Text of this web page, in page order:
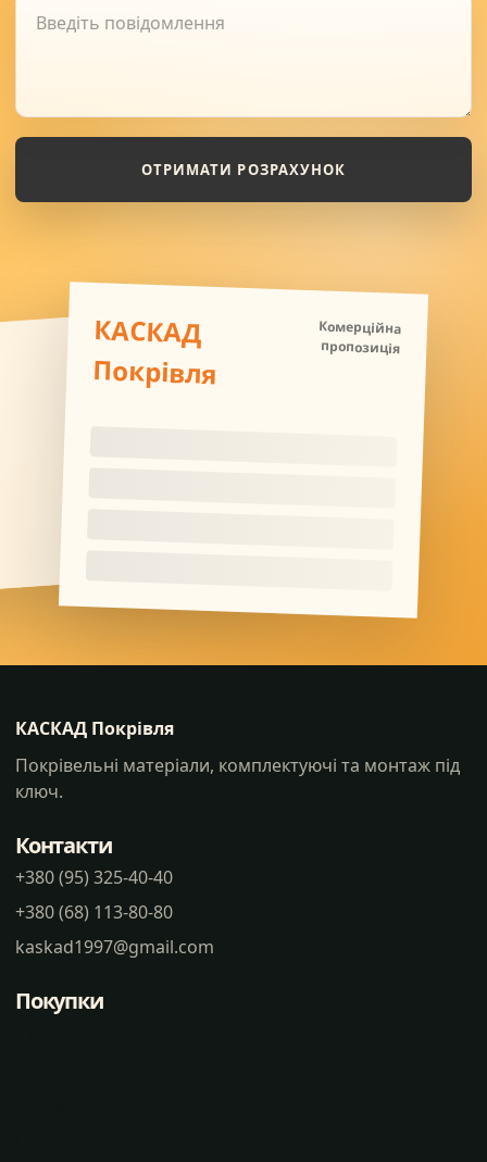
ОТРИМАТИ РОЗРАХУНОК
КАСКАД
Покрівля
Комерційна
пропозиція
КАСКАД Покрівля
Покрівельні матеріали, комплектуючі та монтаж під
ключ.
Контакти
+380 (95) 325-40-40
+380 (68) 113-80-80
kaskad1997@gmail.com
Покупки